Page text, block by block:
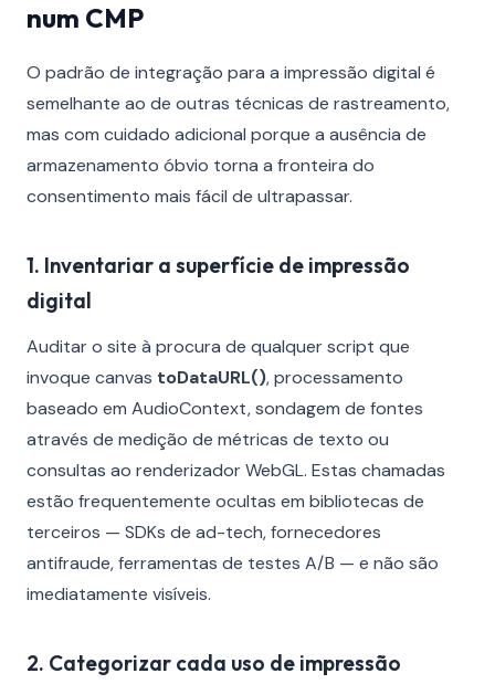
num CMP
O padrão de integração para a impressão digital é
semelhante ao de outras técnicas de rastreamento,
mas com cuidado adicional porque a ausência de
armazenamento óbvio torna a fronteira do
consentimento mais fácil de ultrapassar.
1. Inventariar a superfície de impressão
digital
Auditar o site à procura de qualquer script que
invoque canvas toDataURL(), processamento
baseado em AudioContext, sondagem de fontes
através de medição de métricas de texto ou
consultas ao renderizador WebGL. Estas chamadas
estão frequentemente ocultas em bibliotecas de
terceiros — SDKs de ad-tech, fornecedores
antifraude, ferramentas de testes A/B — e não são
imediatamente visíveis.
2. Categorizar cada uso de impressão